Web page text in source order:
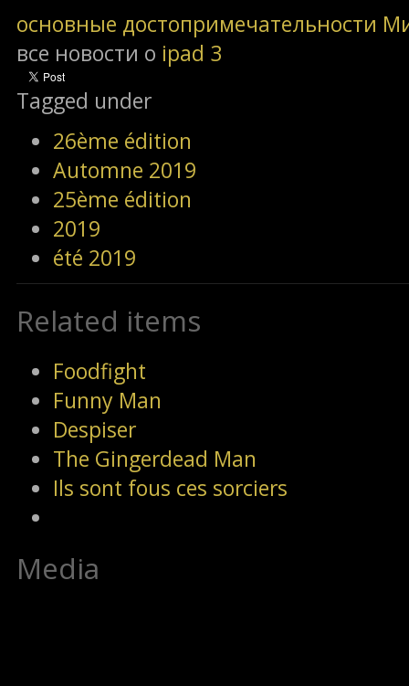
основные достопримечательности
все новости о ipad 3
Tagged under
26ème édition
Automne 2019
25ème édition
2019
été 2019
Related items
Foodfight
Funny Man
Despiser
The Gingerdead Man
Ils sont fous ces sorciers
Media